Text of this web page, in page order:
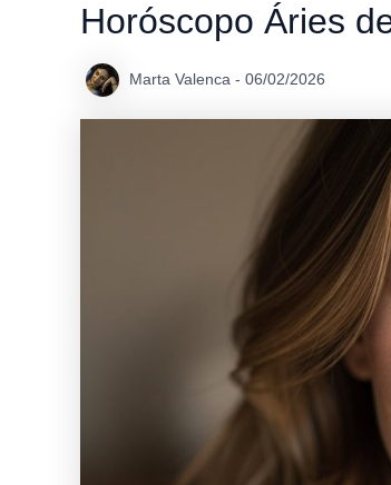
Horóscopo Áries
Marta Valenca - 06/02/2026